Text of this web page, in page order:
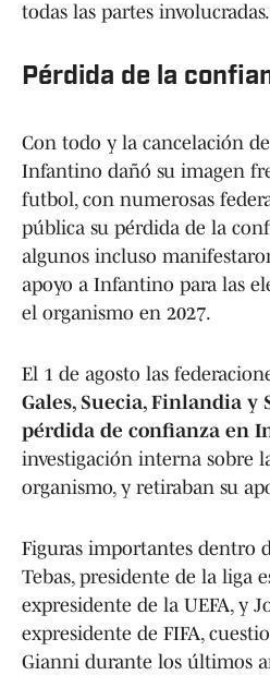
todas las partes involucradas.
Pérdida de la
Con todo y la cancelación
Infantino dañó su imagen
futbol, con numerosas
pública su pérdida de la
algunos incluso
apoyo a Infantino para las
el organismo en 2027.
El 1 de agosto las
Gales, Suecia, Finlandia y
pérdida de confianza en
investigación interna sobre
organismo, y retiraban su
Figuras importantes dentro
Tebas, presidente de la liga
expresidente de la UEFA, y
expresidente de FIFA,
Gianni durante los últimos